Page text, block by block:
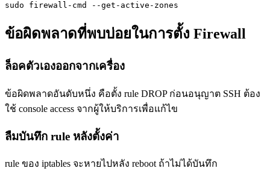
sudo firewall-cmd --get-active-zones
ข้อผิดพลาดที่พบบ่อยในการตั้ง Firewall
ล็อคตัวเองออกจากเครื่อง
ข้อผิดพลาดอันดับหนึ่ง คือตั้ง rule DROP ก่อนอนุญาต SSH ต้อง
ใช้ console access จากผู้ให้บริการเพื่อแก้ไข
ลืมบันทึก rule หลังตั้งค่า
rule ของ iptables จะหายไปหลัง reboot ถ้าไม่ได้บันทึก